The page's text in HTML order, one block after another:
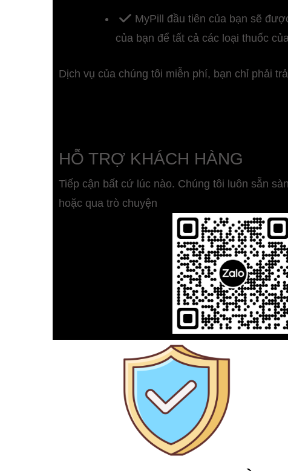
MyPill đầu tiên của bạn sẽ
của bạn để tất cả các loại thuốc
Dịch vụ của chúng tôi miễn phí, bạn chỉ phải
HỖ TRỢ KHÁCH HÀNG
Tiếp cận bất cứ lúc nào. Chúng tôi luôn sẵn
hoặc qua trò chuyện